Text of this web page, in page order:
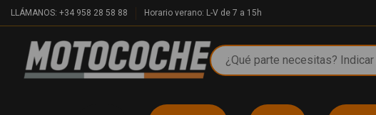
LLÁMANOS: +34 958 28 58 88 Horario verano: L-V de 7 a 15h